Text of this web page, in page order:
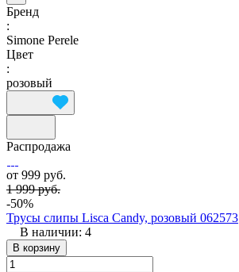
Бренд
:
Simone Perele
Цвет
:
розовый
Распродажа
от 999 руб.
1 999 руб.
-50%
Трусы слипы Lisca Candy, розовый 062573
В наличии: 4
В корзину